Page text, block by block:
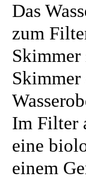
Das
zum
Skimmer
Skimmer
Im Filter
eine
einem